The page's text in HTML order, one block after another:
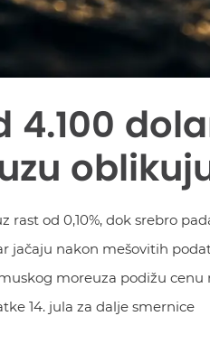
4.100
od 0,10%, dok srebro
jačaju nakon mešovitih
moreuza podižu
14. jula za dalje smernice